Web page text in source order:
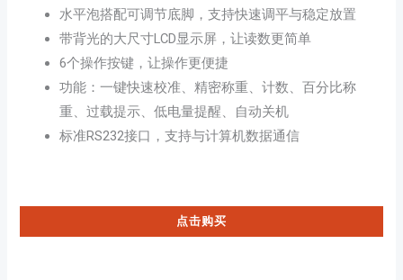
水平泡搭配可调节底脚，支持快速调平与稳定放置
带背光的大尺寸LCD显示屏，让读数更简单
6个操作按键，让操作更便捷
功能：一键快速校准、精密称重、计数、百分比称
重、过载提示、低电量提醒、自动关机
标准RS232接口，支持与计算机数据通信
点击购买